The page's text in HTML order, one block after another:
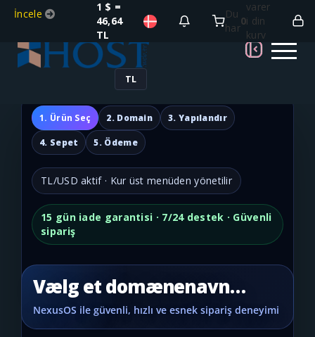
İncele
1 $ =
46,64
TL
Du
har
0
varer
i din
kurv
TL
1. Ürün Seç 2. Domain 3. Yapılandır
4. Sepet 5. Ödeme
TL/USD aktif · Kur üst menüden yönetilir
15 gün iade garantisi · 7/24 destek · Güvenli
sipariş
Vælg et domænenavn…